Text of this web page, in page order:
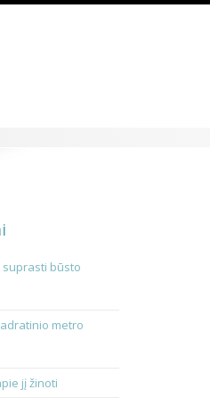
suprasti būsto
metro
jį žinoti